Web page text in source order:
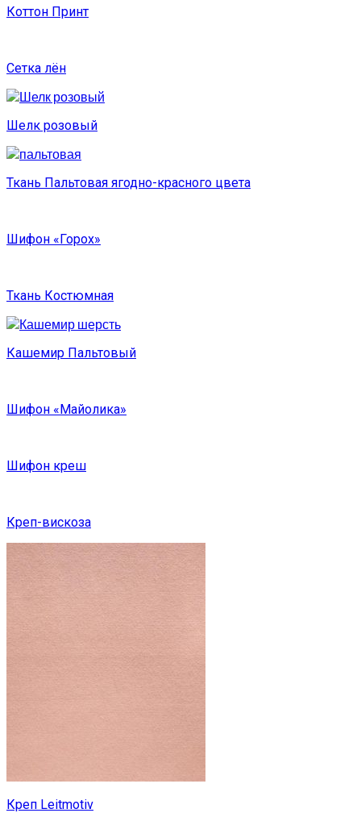
Коттон Принт
Сетка лён
Шелк розовый
Ткань Пальтовая ягодно-красного цвета
Шифон «Горох»
Ткань Костюмная
Кашемир Пальтовый
Шифон «Майолика»
Шифон креш
Креп-вискоза
Креп Leitmotiv